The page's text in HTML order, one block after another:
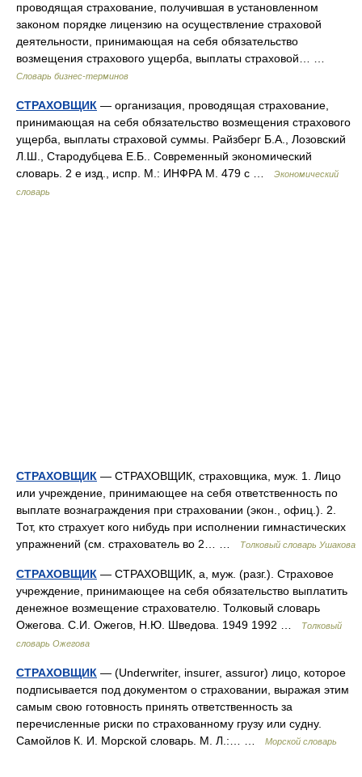
проводящая страхование, получившая в установленном
законом порядке лицензию на осуществление страховой
деятельности, принимающая на себя обязательство
возмещения страхового ущерба, выплаты страховой… …
Словарь бизнес-терминов
СТРАХОВЩИК — организация, проводящая страхование,
принимающая на себя обязательство возмещения страхового
ущерба, выплаты страховой суммы. Райзберг Б.А., Лозовский
Л.Ш., Стародубцева Е.Б.. Современный экономический
словарь. 2 е изд., испр. М.: ИНФРА М. 479 с …
Экономический
словарь
СТРАХОВЩИК — СТРАХОВЩИК, страховщика, муж. 1. Лицо
или учреждение, принимающее на себя ответственность по
выплате вознаграждения при страховании (экон., офиц.). 2.
Тот, кто страхует кого нибудь при исполнении гимнастических
упражнений (см. страхователь во 2… …
Толковый словарь Ушакова
СТРАХОВЩИК — СТРАХОВЩИК, а, муж. (разг.). Страховое
учреждение, принимающее на себя обязательство выплатить
денежное возмещение страхователю. Толковый словарь
Ожегова. С.И. Ожегов, Н.Ю. Шведова. 1949 1992 …
Толковый
словарь Ожегова
СТРАХОВЩИК — (Underwriter, insurer, assuror) лицо, которое
подписывается под документом о страховании, выражая этим
самым свою готовность принять ответственность за
перечисленные риски по страхованному грузу или судну.
Самойлов К. И. Морской словарь. М. Л.:… …
Морской словарь